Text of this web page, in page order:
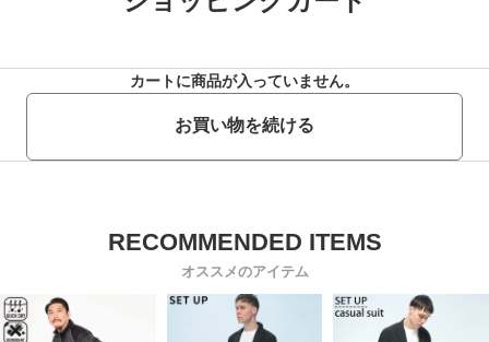
カートに商品が入っていません。
お買い物を続ける
オススメのアイテム